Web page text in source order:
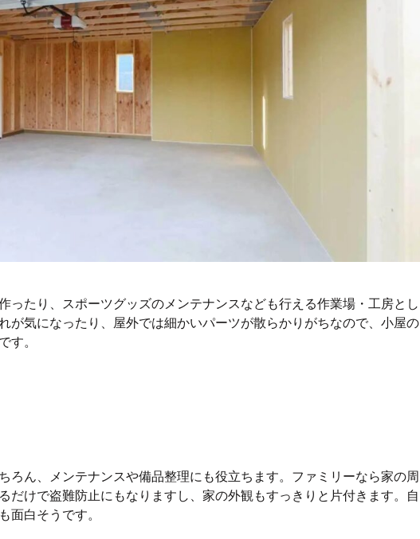
ったり、スポーツグッズのメンテナンスなども行える作業場・工房とし
が気になったり、屋外では細かいパーツが散らかりがちなので、小屋の
す。
ろん、メンテナンスや備品整理にも役立ちます。ファミリーなら家の周
だけで盗難防止にもなりますし、家の外観もすっきりと片付きます。自
面白そうです。